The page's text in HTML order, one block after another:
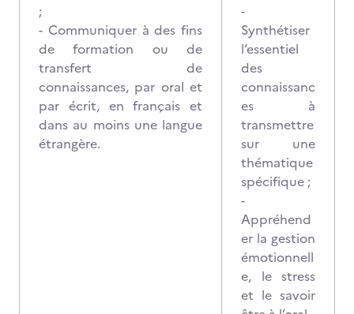
;
- Communiquer à des fins
de formation ou de
transfert de
connaissances, par oral et
par écrit, en français et
dans au moins une langue
étrangère.
-
Synthétiser
l’essentiel
des
connaissanc
es à
transmettre
sur une
thématique
spécifique ;
-
Appréhend
er la gestion
émotionnell
e, le stress
et le savoir